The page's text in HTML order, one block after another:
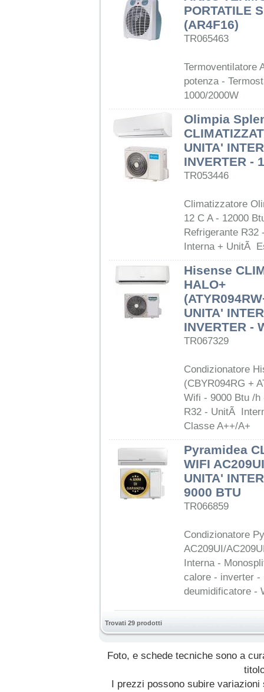
PORTATILE
(AR4F16)
TR065463
Termoventilatore
potenza -
1000/2000W
Olimpia
UNITA'
INVERTER -
TR053446
Climatizzatore
12 C A - 12000
Refrigerante
Interna + UnitÃ
Hisense
HALO+
UNITA'
INVERTER -
TR067329
Condizionatore
(CBYR094RG +
Wifi - 9000 Btu /
R32 - UnitÃ
Classe A++/A+
Pyramidea
WIFI
UNITA'
9000 BTU
TR066859
Condizionatore
AC209UI/
Interna -
calore - inverter -
deumidificatore -
Trovati 29 prodotti
Foto, e schede tecniche sono a
I prezzi possono subire